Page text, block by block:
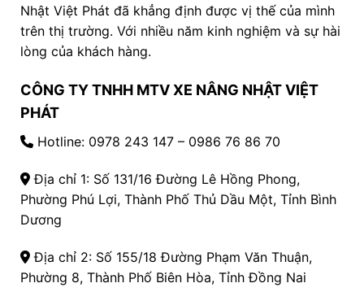
Nhật Việt Phát đã khẳng định được vị thế của mình
trên thị trường. Với nhiều năm kinh nghiệm và sự hài
lòng của khách hàng.
CÔNG TY TNHH MTV XE NÂNG NHẬT VIỆT
PHÁT
Hotline: 0978 243 147– 0986 76 86 70
Địa chỉ 1: Số 131/16 Đường Lê Hồng Phong,
Phường Phú Lợi, Thành Phố Thủ Dầu Một, Tỉnh Bình
Dương
Địa chỉ 2: Số 155/18 Đường Phạm Văn Thuận,
Phường 8, Thành Phố Biên Hòa, Tỉnh Đồng Nai